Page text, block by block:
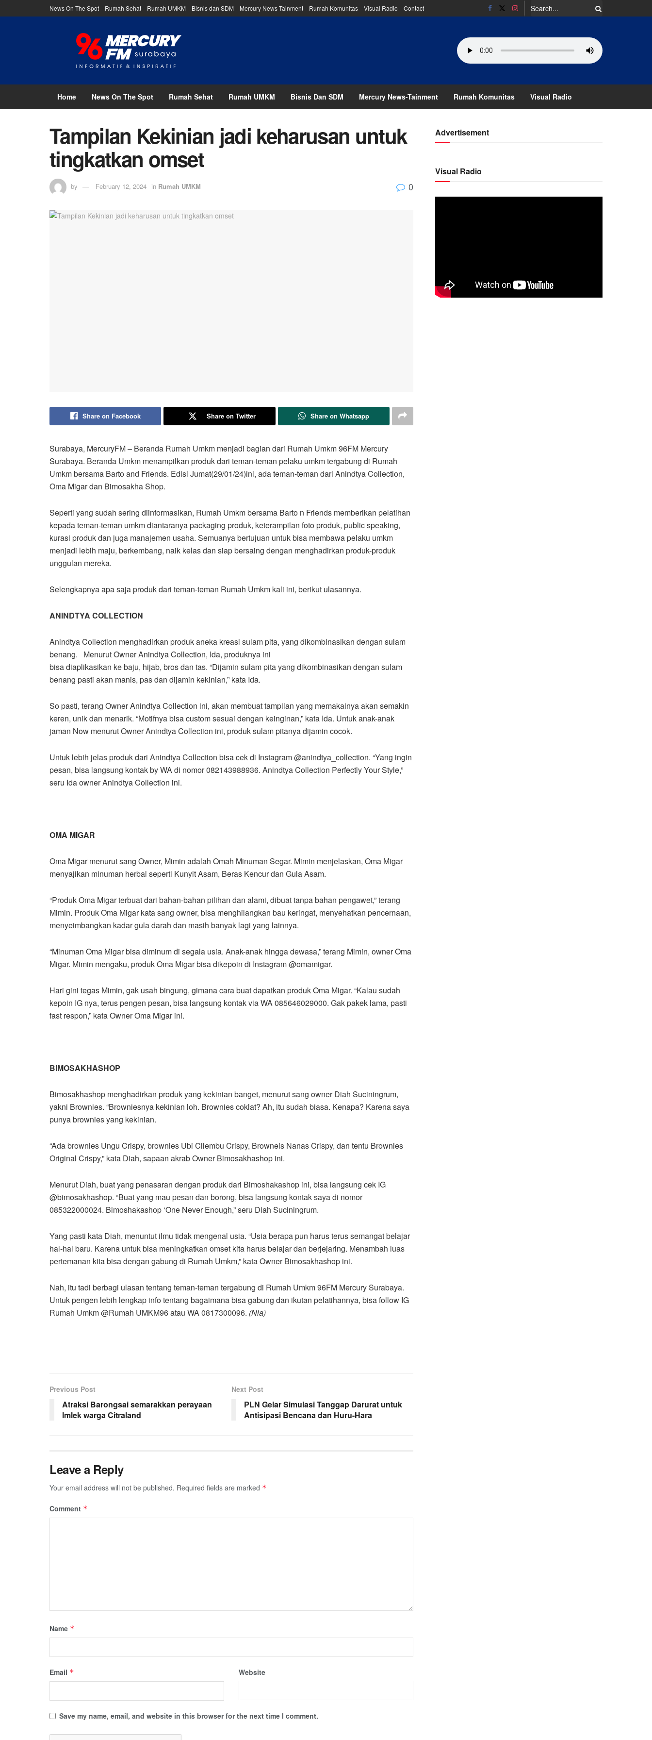
News On The Spot Rumah Sehat Rumah UMKM Bisnis dan SDM Mercury News-Tainment Rumah Komunitas Visual Radio Contact
Home News On The Spot Rumah Sehat Rumah UMKM Bisnis Dan SDM Mercury News-Tainment Rumah Komunitas Visual Radio
Tampilan Kekinian jadi keharusan untuk
tingkatkan omset
by February 12, 2024 in Rumah UMKM 0
Share on Facebook Share on Twitter Share on Whatsapp
Surabaya, MercuryFM – Beranda Rumah Umkm menjadi bagian dari Rumah Umkm 96FM Mercury
Surabaya. Beranda Umkm menampilkan produk dari teman-teman pelaku umkm tergabung di Rumah
Umkm bersama Barto and Friends. Edisi Jumat(29/01/24)ini, ada teman-teman dari Anindtya Collection,
Oma Migar dan Bimosakha Shop.
Seperti yang sudah sering diinformasikan, Rumah Umkm bersama Barto n Friends memberikan pelatihan
kepada teman-teman umkm diantaranya packaging produk, keterampilan foto produk, public speaking,
kurasi produk dan juga manajemen usaha. Semuanya bertujuan untuk bisa membawa pelaku umkm
menjadi lebih maju, berkembang, naik kelas dan siap bersaing dengan menghadirkan produk-produk
unggulan mereka.
Selengkapnya apa saja produk dari teman-teman Rumah Umkm kali ini, berikut ulasannya.
ANINDTYA COLLECTION
Anindtya Collection menghadirkan produk aneka kreasi sulam pita, yang dikombinasikan dengan sulam
benang.
Menurut Owner Anindtya Collection, Ida, produknya ini
bisa diaplikasikan ke baju, hijab, bros dan tas. “Dijamin sulam pita yang dikombinasikan dengan sulam
benang pasti akan manis, pas dan dijamin kekinian,” kata Ida.
So pasti, terang Owner Anindtya Collection ini, akan membuat tampilan yang memakainya akan semakin
keren, unik dan menarik. “Motifnya bisa custom sesuai dengan keinginan,” kata Ida. Untuk anak-anak
jaman Now menurut Owner Anindtya Collection ini, produk sulam pitanya dijamin cocok.
Untuk lebih jelas produk dari Anindtya Collection bisa cek di Instagram @anindtya_collection. “Yang ingin
pesan, bisa langsung kontak by WA di nomor 082143988936. Anindtya Collection Perfectly Your Style,”
seru Ida owner Anindtya Collection ini.
OMA MIGAR
Oma Migar menurut sang Owner, Mimin adalah Omah Minuman Segar. Mimin menjelaskan, Oma Migar
menyajikan minuman herbal seperti Kunyit Asam, Beras Kencur dan Gula Asam.
“Produk Oma Migar terbuat dari bahan-bahan pilihan dan alami, dibuat tanpa bahan pengawet,” terang
Mimin. Produk Oma Migar kata sang owner, bisa menghilangkan bau keringat, menyehatkan pencernaan,
menyeimbangkan kadar gula darah dan masih banyak lagi yang lainnya.
“Minuman Oma Migar bisa diminum di segala usia. Anak-anak hingga dewasa,” terang Mimin, owner Oma
Migar. Mimin mengaku, produk Oma Migar bisa dikepoin di Instagram @omamigar.
Hari gini tegas Mimin, gak usah bingung, gimana cara buat dapatkan produk Oma Migar. “Kalau sudah
kepoin IG nya, terus pengen pesan, bisa langsung kontak via WA 085646029000. Gak pakek lama, pasti
fast respon,” kata Owner Oma Migar ini.
BIMOSAKHASHOP
Bimosakhashop menghadirkan produk yang kekinian banget, menurut sang owner Diah Suciningrum,
yakni Brownies. “Browniesnya kekinian loh. Brownies coklat? Ah, itu sudah biasa. Kenapa? Karena saya
punya brownies yang kekinian.
“Ada brownies Ungu Crispy, brownies Ubi Cilembu Crispy, Browneis Nanas Crispy, dan tentu Brownies
Original Crispy,” kata Diah, sapaan akrab Owner Bimosakhashop ini.
Menurut Diah, buat yang penasaran dengan produk dari Bimoshakashop ini, bisa langsung cek IG
@bimosakhashop. “Buat yang mau pesan dan borong, bisa langsung kontak saya di nomor
085322000024. Bimoshakashop ‘One Never Enough,” seru Diah Suciningrum.
Yang pasti kata Diah, menuntut ilmu tidak mengenal usia. “Usia berapa pun harus terus semangat belajar
hal-hal baru. Karena untuk bisa meningkatkan omset kita harus belajar dan berjejaring. Menambah luas
pertemanan kita bisa dengan gabung di Rumah Umkm,” kata Owner Bimosakhashop ini.
Nah, itu tadi berbagi ulasan tentang teman-teman tergabung di Rumah Umkm 96FM Mercury Surabaya.
Untuk pengen lebih lengkap info tentang bagaimana bisa gabung dan ikutan pelatihannya, bisa follow IG
Rumah Umkm @Rumah UMKM96 atau WA 0817300096. (Nla)
Previous Post
Atraksi Barongsai semarakkan perayaan
Imlek warga Citraland
Next Post
PLN Gelar Simulasi Tanggap Darurat untuk
Antisipasi Bencana dan Huru-Hara
Leave a Reply
Your email address will not be published. Required fields are marked *
Comment *
Name *
Email * Website
Save my name, email, and website in this browser for the next time I comment.
Advertisement
Visual Radio